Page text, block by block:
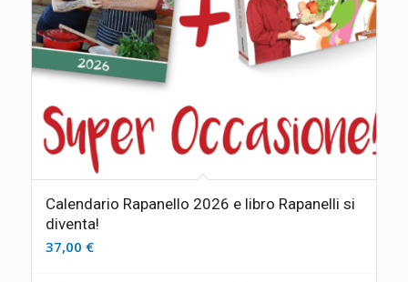
Calendario Rapanello 2026 e libro Rapanelli si
diventa!
37,00 €